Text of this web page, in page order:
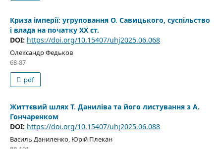
Криза імперії: угруповання О. Савицького, суспільство
і влада на початку ХХ ст.
DOI: https://doi.org/10.15407/uhj2025.06.068
Олександр Федьков
68-87
pdf
Життєвий шлях Т. Даниліва та його листування з А.
Гончаренком
DOI: https://doi.org/10.15407/uhj2025.06.088
Василь Даниленко, Юрій Плекан